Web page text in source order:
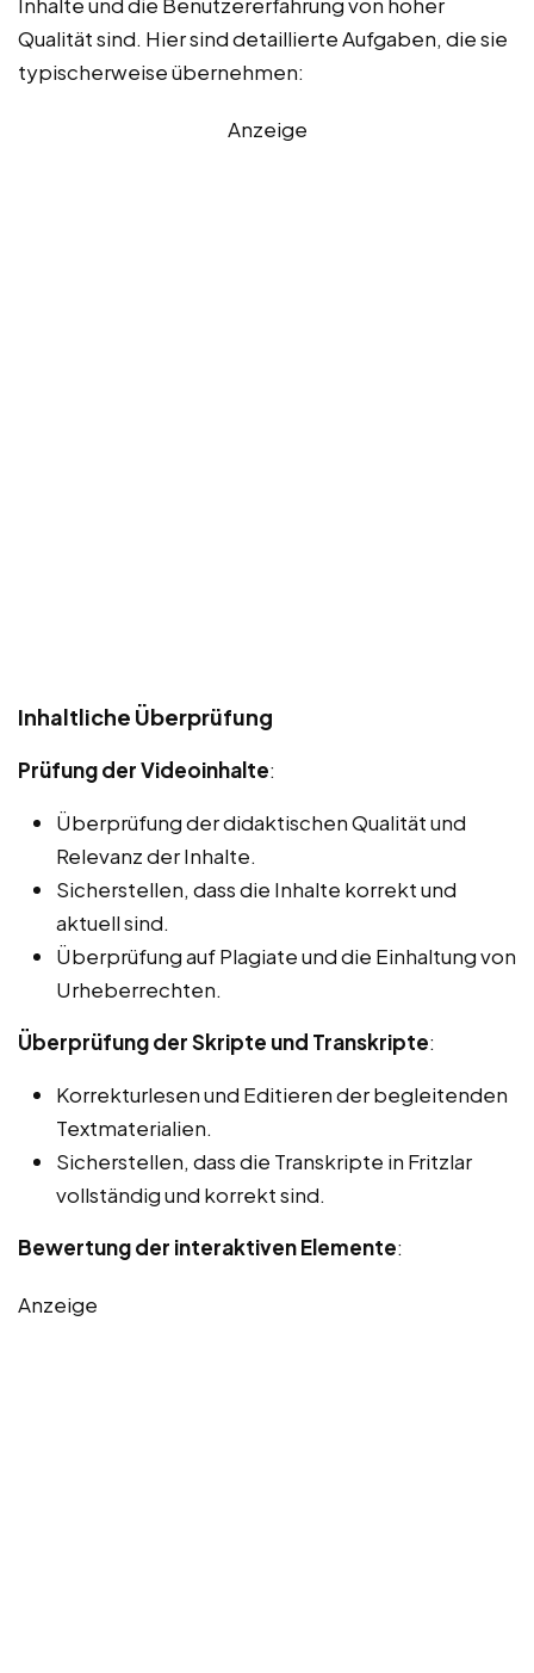
Qualität sind. Hier sind detaillierte Aufgaben, die sie
typischerweise übernehmen:
Anzeige
Inhaltliche Überprüfung
Prüfung der Videoinhalte:
Überprüfung der didaktischen Qualität und
Relevanz der Inhalte.
Sicherstellen, dass die Inhalte korrekt und
aktuell sind.
Überprüfung auf Plagiate und die Einhaltung von
Urheberrechten.
Überprüfung der Skripte und Transkripte:
Korrekturlesen und Editieren der begleitenden
Textmaterialien.
Sicherstellen, dass die Transkripte in Fritzlar
vollständig und korrekt sind.
Bewertung der interaktiven Elemente:
Anzeige